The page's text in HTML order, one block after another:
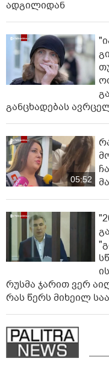
ადგილიდან
განცხადებას
05:52
რუსმა ჯარით ვერ
რას წერს მიხეილ